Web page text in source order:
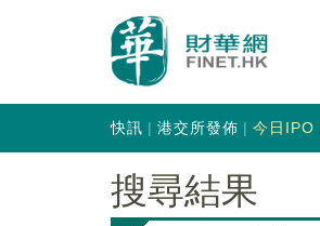
快訊 港交所發佈 今日IPO
搜尋結果